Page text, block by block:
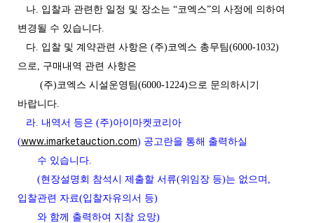
나. 입찰과 관련한 일정 및 장소는 “코엑스”의 사정에 의하여
변경될 수 있습니다.
다. 입찰 및 계약관련 사항은 (주)코엑스 총무팀(6000-1032)
으로, 구매내역 관련 사항은
(주)코엑스 시설운영팀(6000-1224)으로 문의하시기
바랍니다.
라. 내역서 등은 (주)아이마켓코리아
(www.imarketauction.com) 공고란을 통해 출력하실
수 있습니다.
(현장설명회 참석시 제출할 서류(위임장 등)는 없으며,
입찰관련 자료(입찰자유의서 등)
와 함께 출력하여 지참 요망)